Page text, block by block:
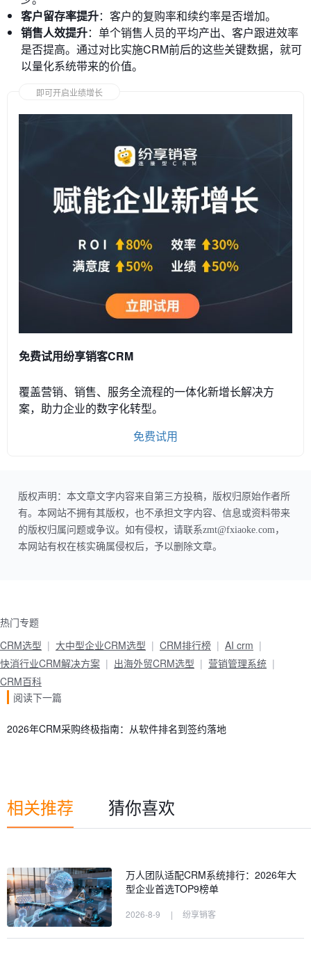
客户留存率提升：客户的复购率和续约率是否增加。
销售人效提升：单个销售人员的平均产出、客户跟进效率
是否提高。通过对比实施CRM前后的这些关键数据，就可
以量化系统带来的价值。
即可开启业绩增长
免费试用纷享销客CRM
覆盖营销、销售、服务全流程的一体化新增长解决方
案，助力企业的数字化转型。
免费试用
版权声明：本文章文字内容来自第三方投稿，版权归原始作者所
有。本网站不拥有其版权，也不承担文字内容、信息或资料带来
的版权归属问题或争议。如有侵权，请联系zmt@fxiaoke.com，
本网站有权在核实确属侵权后，予以删除文章。
热门专题
CRM选型
大中型企业CRM选型 CRM排行榜
AI crm
快消行业CRM解决方案
出海外贸CRM选型
营销管理系统
CRM百科
阅读下一篇
2026年CRM采购终极指南：从软件排名到签约落地
相关推荐 猜你喜欢
万人团队适配CRM系统排行：2026年大
型企业首选TOP9榜单
2026-8-9 | 纷享销客